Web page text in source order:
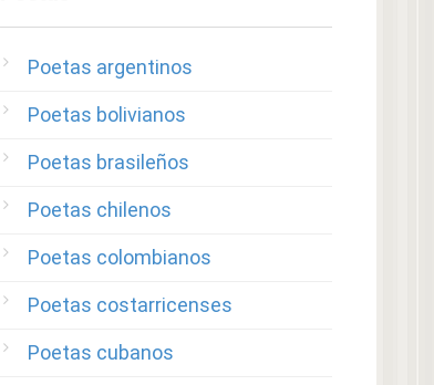
Poetas argentinos
Poetas bolivianos
Poetas brasileños
Poetas chilenos
Poetas colombianos
Poetas costarricenses
Poetas cubanos